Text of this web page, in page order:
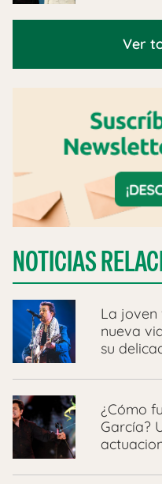
Ver
NOTICIAS
La joven
nueva
su
¿Cómo
García?